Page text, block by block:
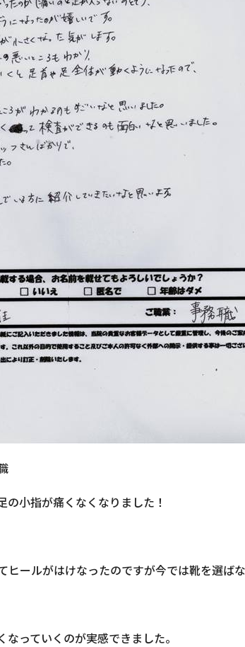
の小指が痛くなくなりました！
ールがはけなったのですが今では靴を選ばな
っていくのが実感できました。